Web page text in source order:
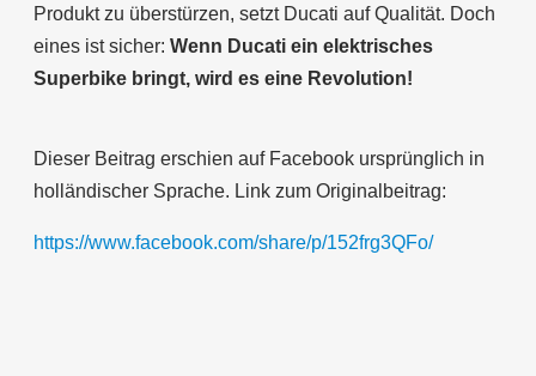
Produkt zu überstürzen, setzt Ducati auf Qualität. Doch
eines ist sicher: Wenn Ducati ein elektrisches
Superbike bringt, wird es eine Revolution!
Dieser Beitrag erschien auf Facebook ursprünglich in
holländischer Sprache. Link zum Originalbeitrag:
https://www.facebook.com/share/p/152frg3QFo/